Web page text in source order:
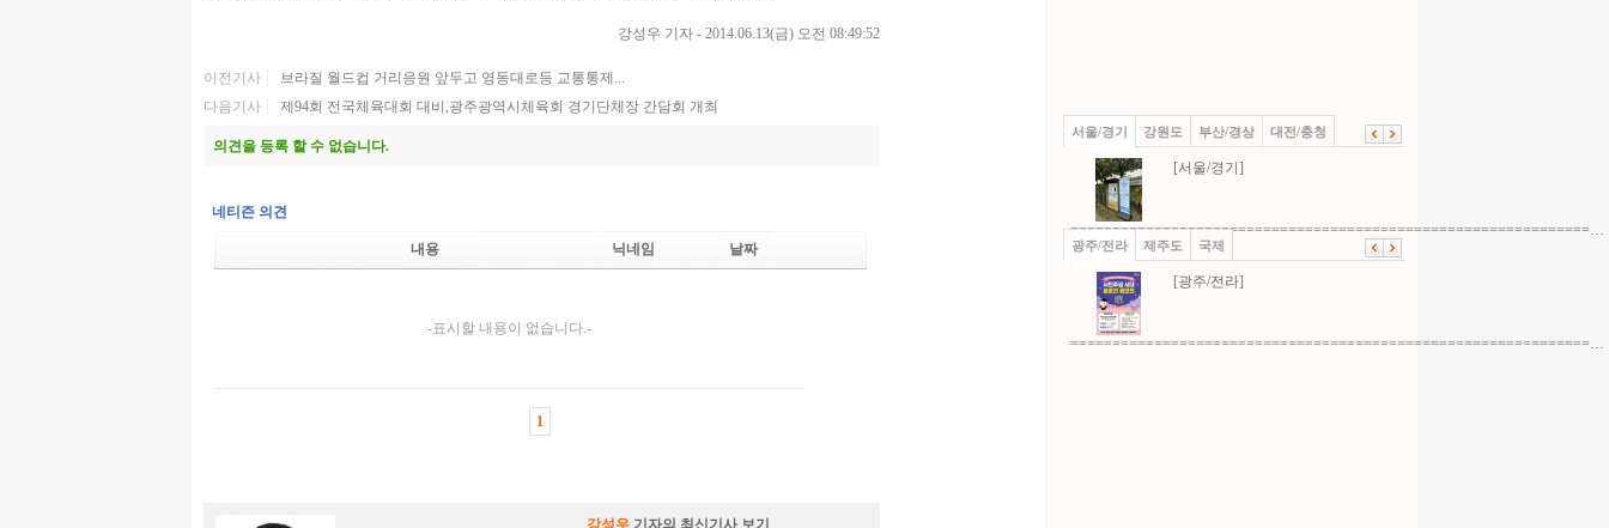
강성우 기자 - 2014.06.13(금) 오전 08:49:52
이전기사
브라질 월드컵 거리응원 앞두고 영동대로등 교통통제...
다음기사
제94회 전국체육대회 대비,광주광역시체육회 경기단체장 간담회 개최
의견을 등록 할 수 없습니다.
네티즌 의견
내용 닉네임 날짜
-표시할 내용이 없습니다.-
1
강성우 기자의 최신기사 보기
서울/경기 강원도 부산/경상 대전/충청
[서울/경기]
==============================================================…
광주/전라 제주도 국제
[광주/전라]
==============================================================…